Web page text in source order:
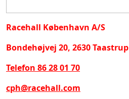
Racehall København A/S
Bondehøjvej 20, 2630 Taastrup
Telefon 86 28 01 70
cph@racehall.com